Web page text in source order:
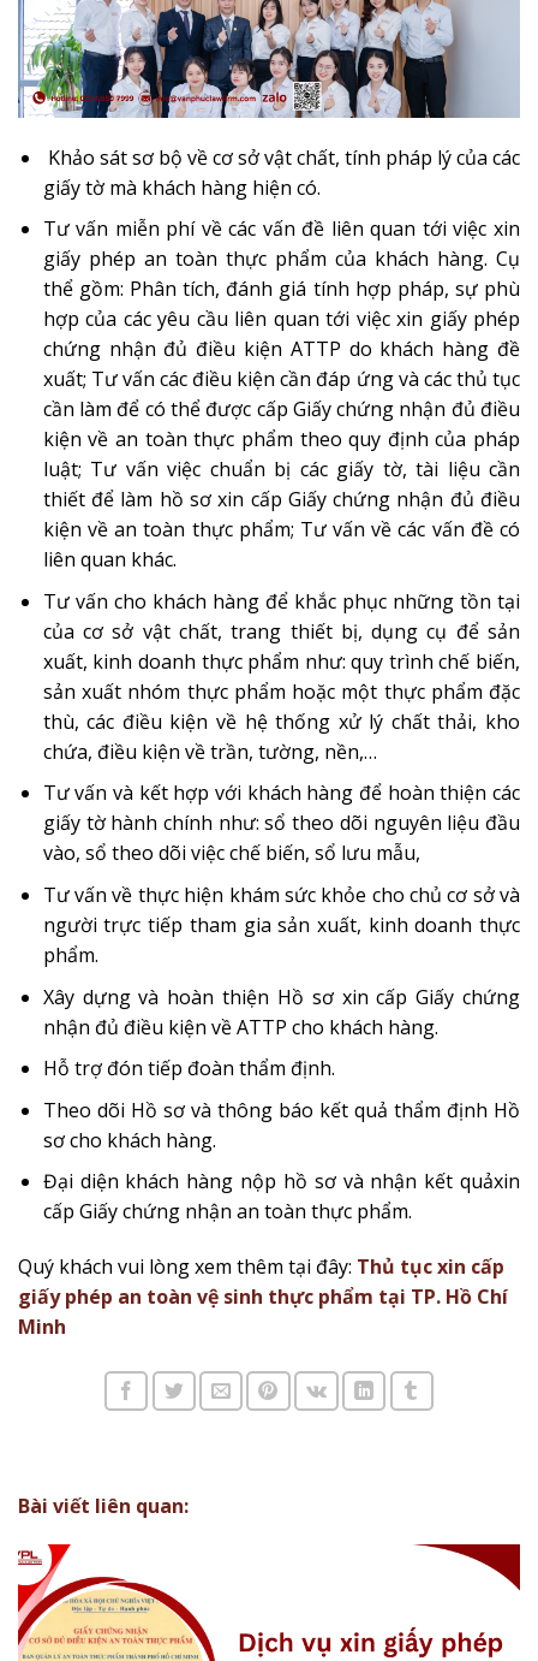
Khảo sát sơ bộ về cơ sở vật chất, tính pháp lý của các
giấy tờ mà khách hàng hiện có.
Tư vấn miễn phí về các vấn đề liên quan tới việc xin
giấy phép an toàn thực phẩm của khách hàng. Cụ
thể gồm: Phân tích, đánh giá tính hợp pháp, sự phù
hợp của các yêu cầu liên quan tới việc xin giấy phép
chứng nhận đủ điều kiện ATTP do khách hàng đề
xuất; Tư vấn các điều kiện cần đáp ứng và các thủ tục
cần làm để có thể được cấp Giấy chứng nhận đủ điều
kiện về an toàn thực phẩm theo quy định của pháp
luật; Tư vấn việc chuẩn bị các giấy tờ, tài liệu cần
thiết để làm hồ sơ xin cấp Giấy chứng nhận đủ điều
kiện về an toàn thực phẩm; Tư vấn về các vấn đề có
liên quan khác.
Tư vấn cho khách hàng để khắc phục những tồn tại
của cơ sở vật chất, trang thiết bị, dụng cụ để sản
xuất, kinh doanh thực phẩm như: quy trình chế biến,
sản xuất nhóm thực phẩm hoặc một thực phẩm đặc
thù, các điều kiện về hệ thống xử lý chất thải, kho
chứa, điều kiện về trần, tường, nền,…
Tư vấn và kết hợp với khách hàng để hoàn thiện các
giấy tờ hành chính như: sổ theo dõi nguyên liệu đầu
vào, sổ theo dõi việc chế biến, sổ lưu mẫu,
Tư vấn về thực hiện khám sức khỏe cho chủ cơ sở và
người trực tiếp tham gia sản xuất, kinh doanh thực
phẩm.
Xây dựng và hoàn thiện Hồ sơ xin cấp Giấy chứng
nhận đủ điều kiện về ATTP cho khách hàng.
Hỗ trợ đón tiếp đoàn thẩm định.
Theo dõi Hồ sơ và thông báo kết quả thẩm định Hồ
sơ cho khách hàng.
Đại diện khách hàng nộp hồ sơ và nhận kết quảxin
cấp Giấy chứng nhận an toàn thực phẩm.
Quý khách vui lòng xem thêm tại đây: Thủ tục xin cấp
giấy phép an toàn vệ sinh thực phẩm tại TP. Hồ Chí
Minh
Bài viết liên quan: